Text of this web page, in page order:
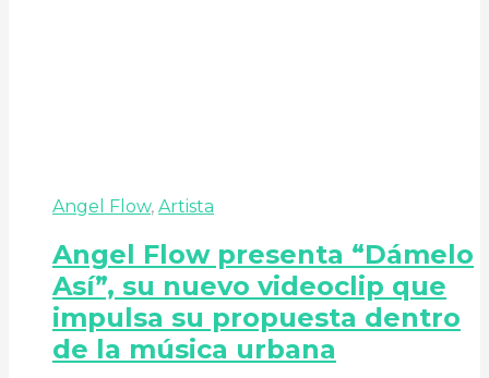
Angel Flow, Artista
Angel Flow presenta “Dámelo
Así”, su nuevo videoclip que
impulsa su propuesta dentro
de la música urbana